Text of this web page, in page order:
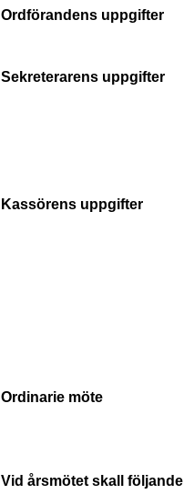
Ordförandens uppgifter
Sekreterarens uppgifter
Kassörens uppgifter
Ordinarie möte
Vid årsmötet skall följande